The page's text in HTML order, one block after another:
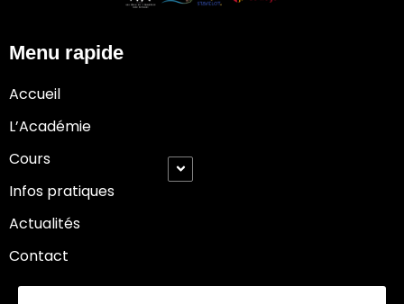
Menu rapide
Accueil
L’Académie
Cours
Infos pratiques
Actualités
Contact